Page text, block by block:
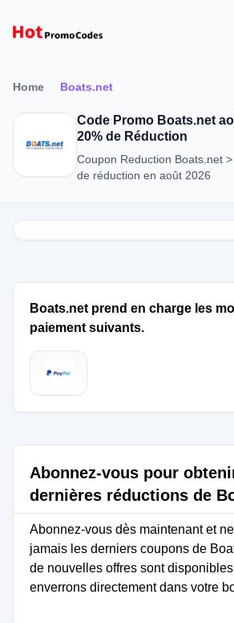
Home Boats.net
Code Promo Boats.net
20% de Réduction
Coupon Reduction Boats.net
de réduction en août 2026
Boats.net prend en charge les
paiement suivants.
Abonnez-vous pour
dernières réductions de
Abonnez-vous dès maintenant et
jamais les derniers coupons de
de nouvelles offres sont
enverrons directement dans votre